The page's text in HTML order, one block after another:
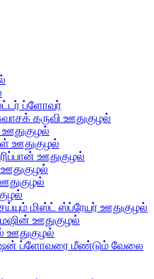
ப்ளோவர்
கருவி ஊதுகுழல்
ஊதுகுழல்
ஊதுகுழல்
ஊதுகுழல்
மிஸ்ட் ஸ்ப்ரேயர் ஊதுகுழல்
ஊதுகுழல்
ஊதுகுழல்
ப்ளோவரை மீண்டும் வேலை